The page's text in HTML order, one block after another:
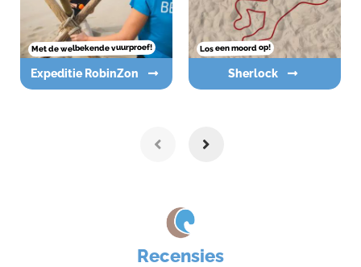
Met de welbekende vuurproef!
Expeditie RobinZon
Los een moord op!
Sherlock
Recensies